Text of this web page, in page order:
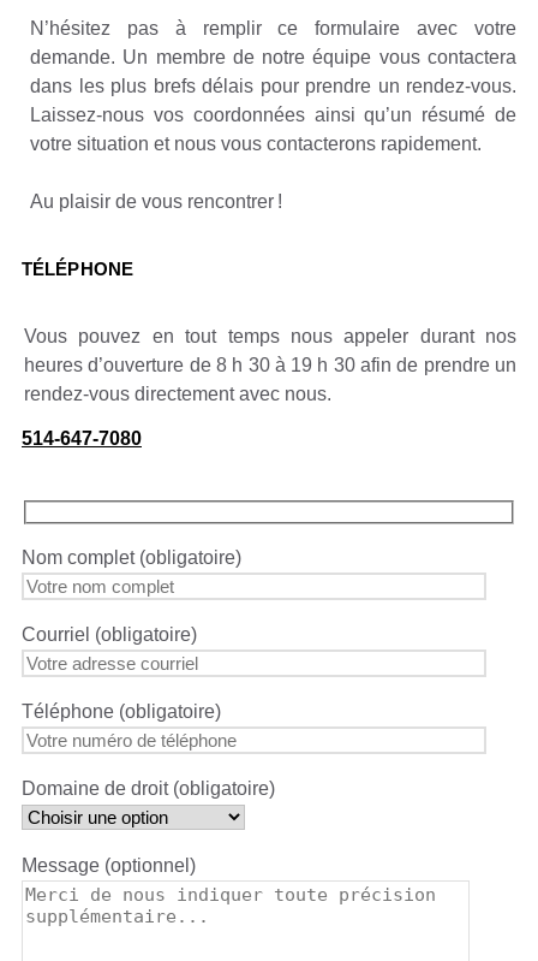
N’hésitez pas à remplir ce formulaire avec votre
demande. Un membre de notre équipe vous contactera
dans les plus brefs délais pour prendre un rendez-vous.
Laissez-nous vos coordonnées ainsi qu’un résumé de
votre situation et nous vous contacterons rapidement.
Au plaisir de vous rencontrer !
TÉLÉPHONE
Vous pouvez en tout temps nous appeler durant nos
heures d’ouverture de 8 h 30 à 19 h 30 afin de prendre un
rendez-vous directement avec nous.
514-647-7080
Nom complet (obligatoire)
Courriel (obligatoire)
Téléphone (obligatoire)
Domaine de droit (obligatoire)
Message (optionnel)